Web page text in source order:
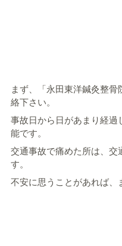
まず、「永田東洋鍼灸整
絡下さい。
事故日から日があまり経
能です。
交通事故で痛めた所は、交
す。
不安に思うことがあれば、